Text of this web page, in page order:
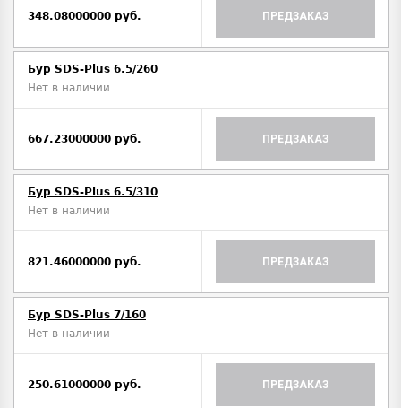
348.08000000 руб. ПРЕДЗАКАЗ
Бур SDS-Plus 6.5/260
Нет в наличии
667.23000000 руб. ПРЕДЗАКАЗ
Бур SDS-Plus 6.5/310
Нет в наличии
821.46000000 руб. ПРЕДЗАКАЗ
Бур SDS-Plus 7/160
Нет в наличии
250.61000000 руб. ПРЕДЗАКАЗ